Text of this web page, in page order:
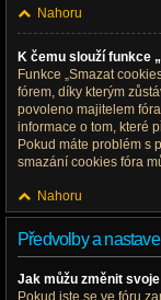
Nahoru
K čemu slouží funkce
Funkce „Smazat
fórem, díky kterým
povoleno majitelem
informace o tom, které
Pokud máte problém s
smazání cookies fóra
Nahoru
Předvolby a
Jak můžu změnit
Pokud jste se ve fóru